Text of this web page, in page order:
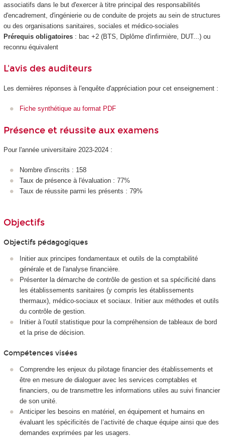
associatifs dans le but d'exercer à titre principal des responsabilités
d'encadrement, d'ingénierie ou de conduite de projets au sein de structures
ou des organisations sanitaires, sociales et médico-sociales
Prérequis obligatoires: bac +2 (BTS, Diplôme d'infirmière, DUT...) ou
reconnu équivalent
L'avis des auditeurs
Les dernières réponses à l'enquête d'appréciation pour cet enseignement :
Fiche synthétique au format PDF
Présence et réussite aux examens
Pour l'année universitaire 2023-2024 :
Nombre d'inscrits : 158
Taux de présence à l'évaluation : 77%
Taux de réussite parmi les présents : 79%
Objectifs
Objectifs pédagogiques
Initier aux principes fondamentaux et outils de la comptabilité
générale et de l'analyse financière.
Présenter la démarche de contrôle de gestion et sa spécificité dans
les établissements sanitaires (y compris les établissements
thermaux), médico-sociaux et sociaux. Initier aux méthodes et outils
du contrôle de gestion.
Initier à l'outil statistique pour la compréhension de tableaux de bord
et la prise de décision.
Compétences visées
Comprendre les enjeux du pilotage financier des établissements et
être en mesure de dialoguer avec les services comptables et
financiers, ou de transmettre les informations utiles au suivi financier
de son unité.
Anticiper les besoins en matériel, en équipement et humains en
évaluant les spécificités de l’activité de chaque équipe ainsi que des
demandes exprimées par les usagers.